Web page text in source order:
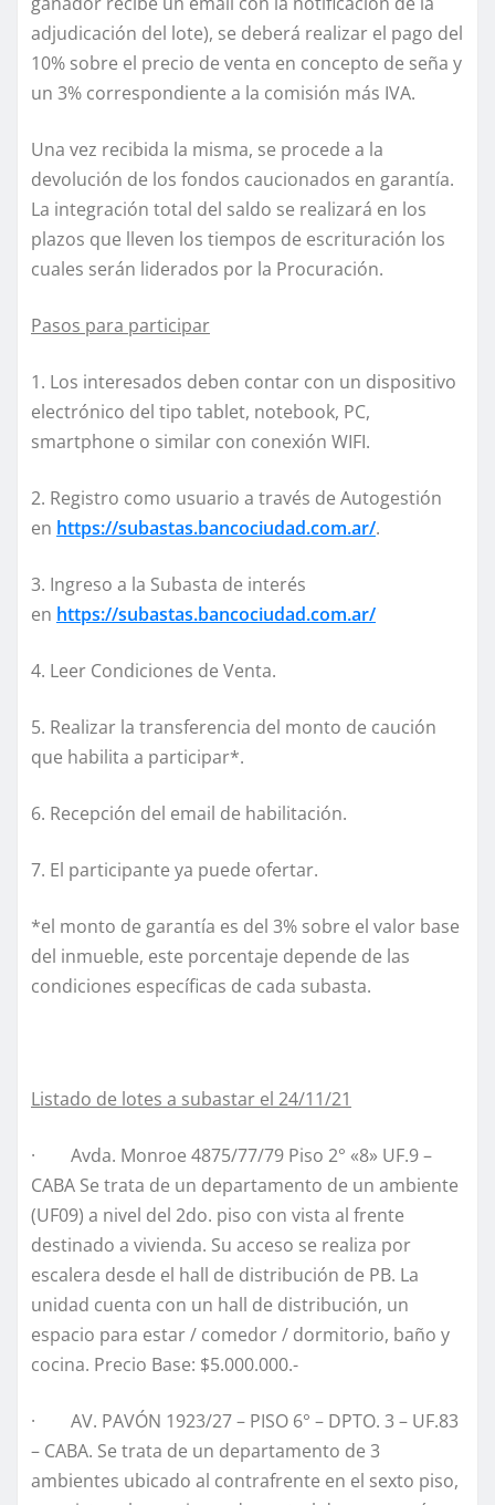
adjudicación del lote), se deberá realizar el pago del
10% sobre el precio de venta en concepto de seña y
un 3% correspondiente a la comisión más IVA.
Una vez recibida la misma, se procede a la
devolución de los fondos caucionados en garantía.
La integración total del saldo se realizará en los
plazos que lleven los tiempos de escrituración los
cuales serán liderados por la Procuración.
Pasos para participar
1. Los interesados deben contar con un dispositivo
electrónico del tipo tablet, notebook, PC,
smartphone o similar con conexión WIFI.
2. Registro como usuario a través de Autogestión
en https://subastas.bancociudad.com.ar/.
3. Ingreso a la Subasta de interés
en https://subastas.bancociudad.com.ar/
4. Leer Condiciones de Venta.
5. Realizar la transferencia del monto de caución
que habilita a participar*.
6. Recepción del email de habilitación.
7. El participante ya puede ofertar.
*el monto de garantía es del 3% sobre el valor base
del inmueble, este porcentaje depende de las
condiciones específicas de cada subasta.
Listado de lotes a subastar el 24/11/21
· Avda. Monroe 4875/77/79 Piso 2° «8» UF.9 –
CABA Se trata de un departamento de un ambiente
(UF09) a nivel del 2do. piso con vista al frente
destinado a vivienda. Su acceso se realiza por
escalera desde el hall de distribución de PB. La
unidad cuenta con un hall de distribución, un
espacio para estar / comedor / dormitorio, baño y
cocina. Precio Base: $5.000.000.-
· AV. PAVÓN 1923/27 – PISO 6° – DPTO. 3 – UF.83
– CABA. Se trata de un departamento de 3
ambientes ubicado al contrafrente en el sexto piso,